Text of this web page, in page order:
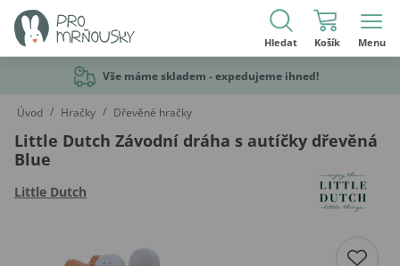
Hledat Košík Menu
Vše máme skladem - expedujeme ihned!
Úvod / Hračky / Dřevěné hračky
Little Dutch Závodní dráha s autíčky dřevěná
Blue
Little Dutch